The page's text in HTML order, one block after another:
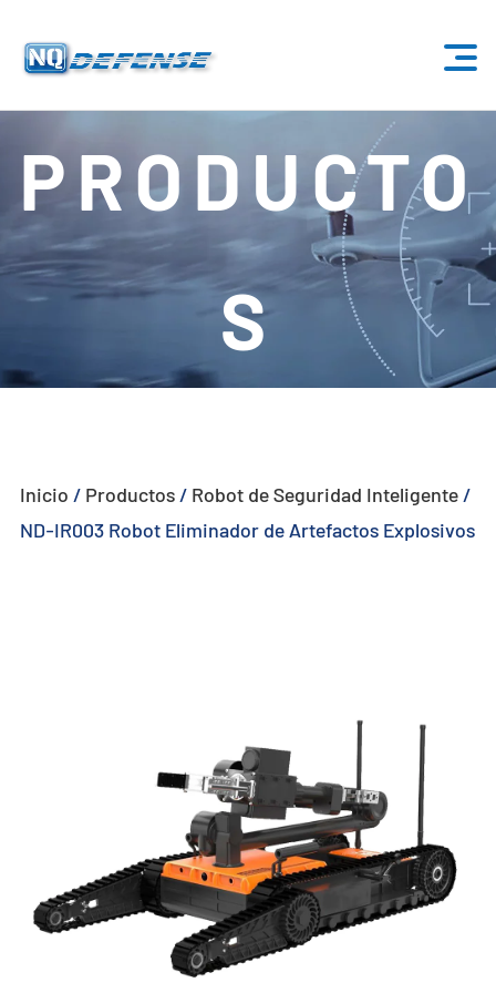
Productos
- Sistema Anti-Dron
- - Sistema Anti-Dron Estacionario
- - - ND-BU001 Sistema Estándar Anti-Dron
- - - ND-BU002 Sistema Anti-Dron de Gama Alta
- - - ND-BU004 Sistema Anti-Dron de Seguridad de Base
- - - ND-BU005 Sistema Anti-Dron Pasivo Avanzado
- - - ND-BD003 Sistema Portátil Anti-Dron
- - - ND-BD004 Jammer Portátil Anti-Dron
- - - ND-BD005 Sistema Portátil Anti-Dron de Alta Gama
- - - ND-BD006 Sistema Anti-Dron de Mochila de Alta Gama
- - Radar Anti-Dron
PRODUCTO
S
Inicio / Productos/ Robot de Seguridad Inteligente/
ND-IR003 Robot Eliminador de Artefactos Explosivos